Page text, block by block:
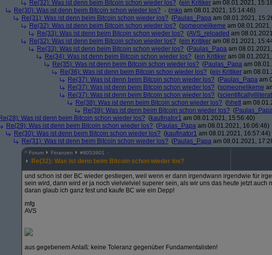
Re(32): Was ist denn beim Bitcoin schon wieder los? (ein Kritiker am 08.01.2021,
Re(30): Was ist denn beim Bitcoin schon wieder los?
(mko am 08.01.2021, 15:14:46)
Re(31): Was ist denn beim Bitcoin schon wieder los? (Paulas_Papa am 08.01.2021,
Re(32): Was ist denn beim Bitcoin schon wieder los? (someonelikeme am
Re(33): Was ist denn beim Bitcoin schon wieder los? (AVS_reloaded am
Re(32): Was ist denn beim Bitcoin schon wieder los? (ein Kritiker am 08.01.2021,
Re(33): Was ist denn beim Bitcoin schon wieder los? (Paulas_Papa am
Re(34): Was ist denn beim Bitcoin schon wieder los? (ein Kritiker am
Re(35): Was ist denn beim Bitcoin schon wieder los? (Paulas_Papa am
Re(36): Was ist denn beim Bitcoin schon wieder los? (ein Kritiker am
Re(37): Was ist denn beim Bitcoin schon wieder los? (Paulas_Papa am
Re(37): Was ist denn beim Bitcoin schon wieder los? (someonelikeme
Re(37): Was ist denn beim Bitcoin schon wieder los? (
Re(38): Was ist denn beim Bitcoin schon wieder los? (hhetl am
Re(39): Was ist denn beim Bitcoin schon wieder los? (
Re(28): Was ist denn beim Bitcoin schon wieder los? (kaufinator1 am 08.01.2021, 15:56:40)
Re(29): Was ist denn beim Bitcoin schon wieder los? (Paulas_Papa am 08.01.2021, 16:06:46)
Re(30): Was ist denn beim Bitcoin schon wieder los? (kaufinator1 am 08.01.2021, 16:57:44)
Re(31): Was ist denn beim Bitcoin schon wieder los? (Paulas_Papa am 08.01.2021,
^ Forum Finanzen #8053901
Re(32): Was ist denn beim Bitcoin schon wieder los?
und schon ist der BC wieder gestiegen, weil wenn er dann irgendwann irgendwie für
sein wird, dann wird er ja noch vielvielviel superer sein, als wir uns das heute jetzt auch
daran glaub ich ganz fest und kaufe BC wie ein Depp!
mfg
AVS
aus gegebenem Anlaß: keine Toleranz gegenüber Fundamentalisten!